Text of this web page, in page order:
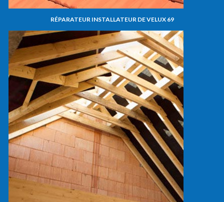
RÉPARATEUR INSTALLATEUR DE VELUX 69